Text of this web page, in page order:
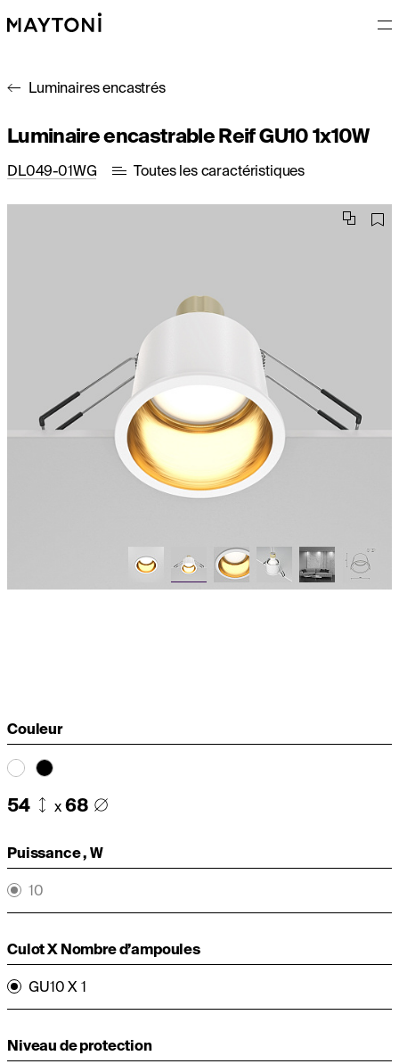
Luminaires encastrés
Luminaire encastrable Reif GU10 1x10W
DL049-01WG Toutes les caractéristiques
Couleur
54 x68
Puissance , W
10
Culot X Nombre d’ampoules
GU10 X 1
Niveau de protection